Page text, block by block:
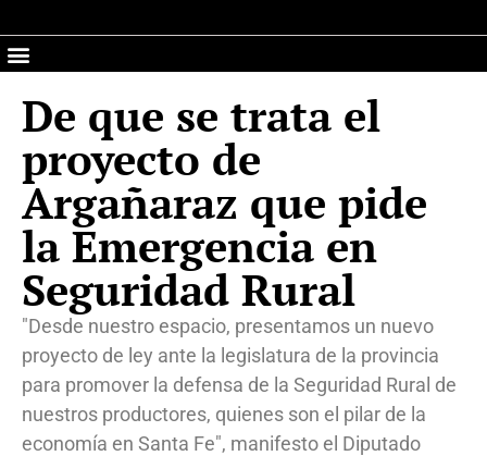
De que se trata el
proyecto de
Argañaraz que pide
la Emergencia en
Seguridad Rural
"Desde nuestro espacio, presentamos un nuevo
proyecto de ley ante la legislatura de la provincia
para promover la defensa de la Seguridad Rural de
nuestros productores, quienes son el pilar de la
economía en Santa Fe", manifesto el Diputado